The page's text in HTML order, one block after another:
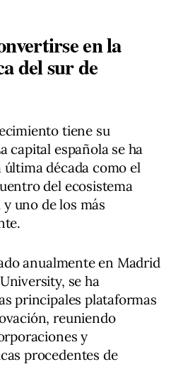
en la
del sur de
tiene su
capital española se ha
década como el
del ecosistema
uno de los más
anualmente en Madrid
se ha
principales plataformas
reuniendo
y
procedentes de